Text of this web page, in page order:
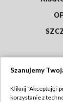
Szanujemy
Kliknij "Akceptuję i
korzystanie z